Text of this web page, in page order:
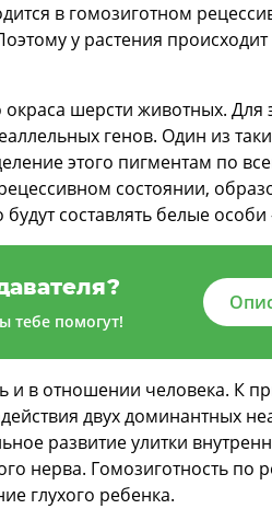
в гомозиготном
у растения
шерсти животных. Для
генов. Один из
этого пигментам по
состоянии,
составлять белые
тебе помогут!
и в отношении человека. К
двух доминантных
развитие улитки
нерва. Гомозиготность по
глухого ребенка.